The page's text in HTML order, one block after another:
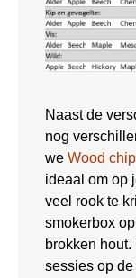
Naast de
nog
we Wood
ideaal om op
veel rook te
smokerbox
brokken
sessies op